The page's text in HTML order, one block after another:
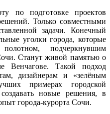
по подготовке проектов
Только совместными
задачи. Конечный
уголки города, которые
подчеркнувшим
Станут живой памятью о
Венчагове. Такой подход
дизайнерам и «зелёным
примерах городской
новые решения, в
города-курорта Сочи.